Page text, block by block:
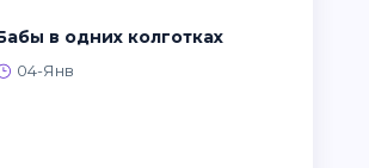
Бабы в одних колготках
04-Янв